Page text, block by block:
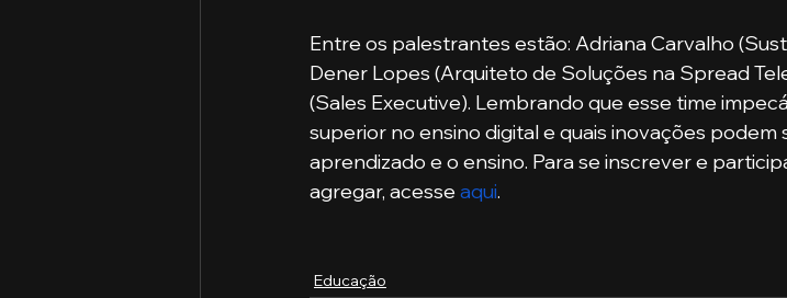
Entre os palestrantes estão: Adriana Carvalho
Dener Lopes (Arquiteto de Soluções na Spread
(Sales Executive). Lembrando que esse time
superior no ensino digital e quais inovações podem
aprendizado e o ensino. Para se inscrever e
agregar, acesse aqui.
Educação